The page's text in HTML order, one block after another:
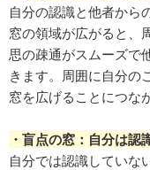
自分の認識と他者から
窓の領域が広がると、
思の疎通がスムーズで
きます。周囲に自分の
窓を広げることにつな
・盲点の窓：自分は
自分では認識していな